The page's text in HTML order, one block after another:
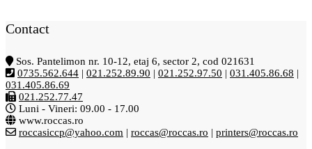
Contact
Sos. Pantelimon nr. 10-12, etaj 6, sector 2, cod 021631
0735.562.644 | 021.252.89.90 | 021.252.97.50 | 031.405.86.68 |
031.405.86.69
021.252.77.47
Luni - Vineri: 09.00 - 17.00
www.roccas.ro
roccasiccp@yahoo.com | roccas@roccas.ro | printers@roccas.ro